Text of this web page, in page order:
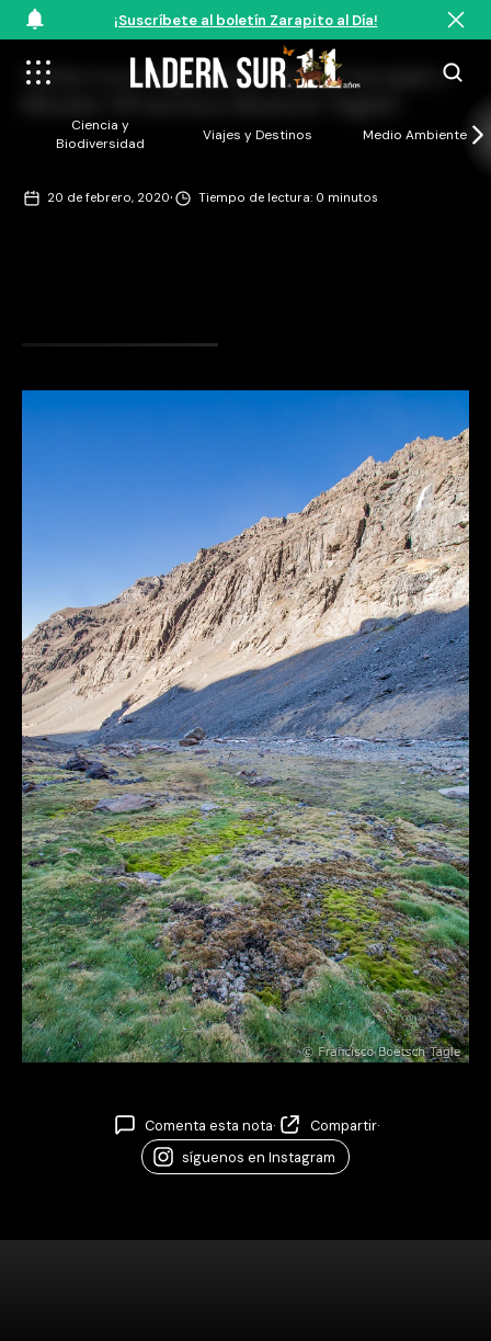
¡Suscríbete al boletín Zarapito al Día!
Ciencia y
Biodiversidad
Viajes y Destinos Medio Ambiente
Yerba Loca Vega entre Piedra Carvajal y
20 de febrero, 2020· Tiempo de lectura: 0 minutos
Comenta esta nota· Compartir·
síguenos en Instagram